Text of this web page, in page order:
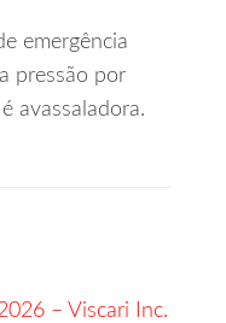
emergência
pressão por
avassaladora.
– Viscari Inc.